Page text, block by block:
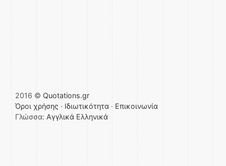
2016 © Quotations.gr
Όροι χρήσης · Ιδιωτικότητα · Επικοινωνία
Γλώσσα: Αγγλικά Ελληνικά